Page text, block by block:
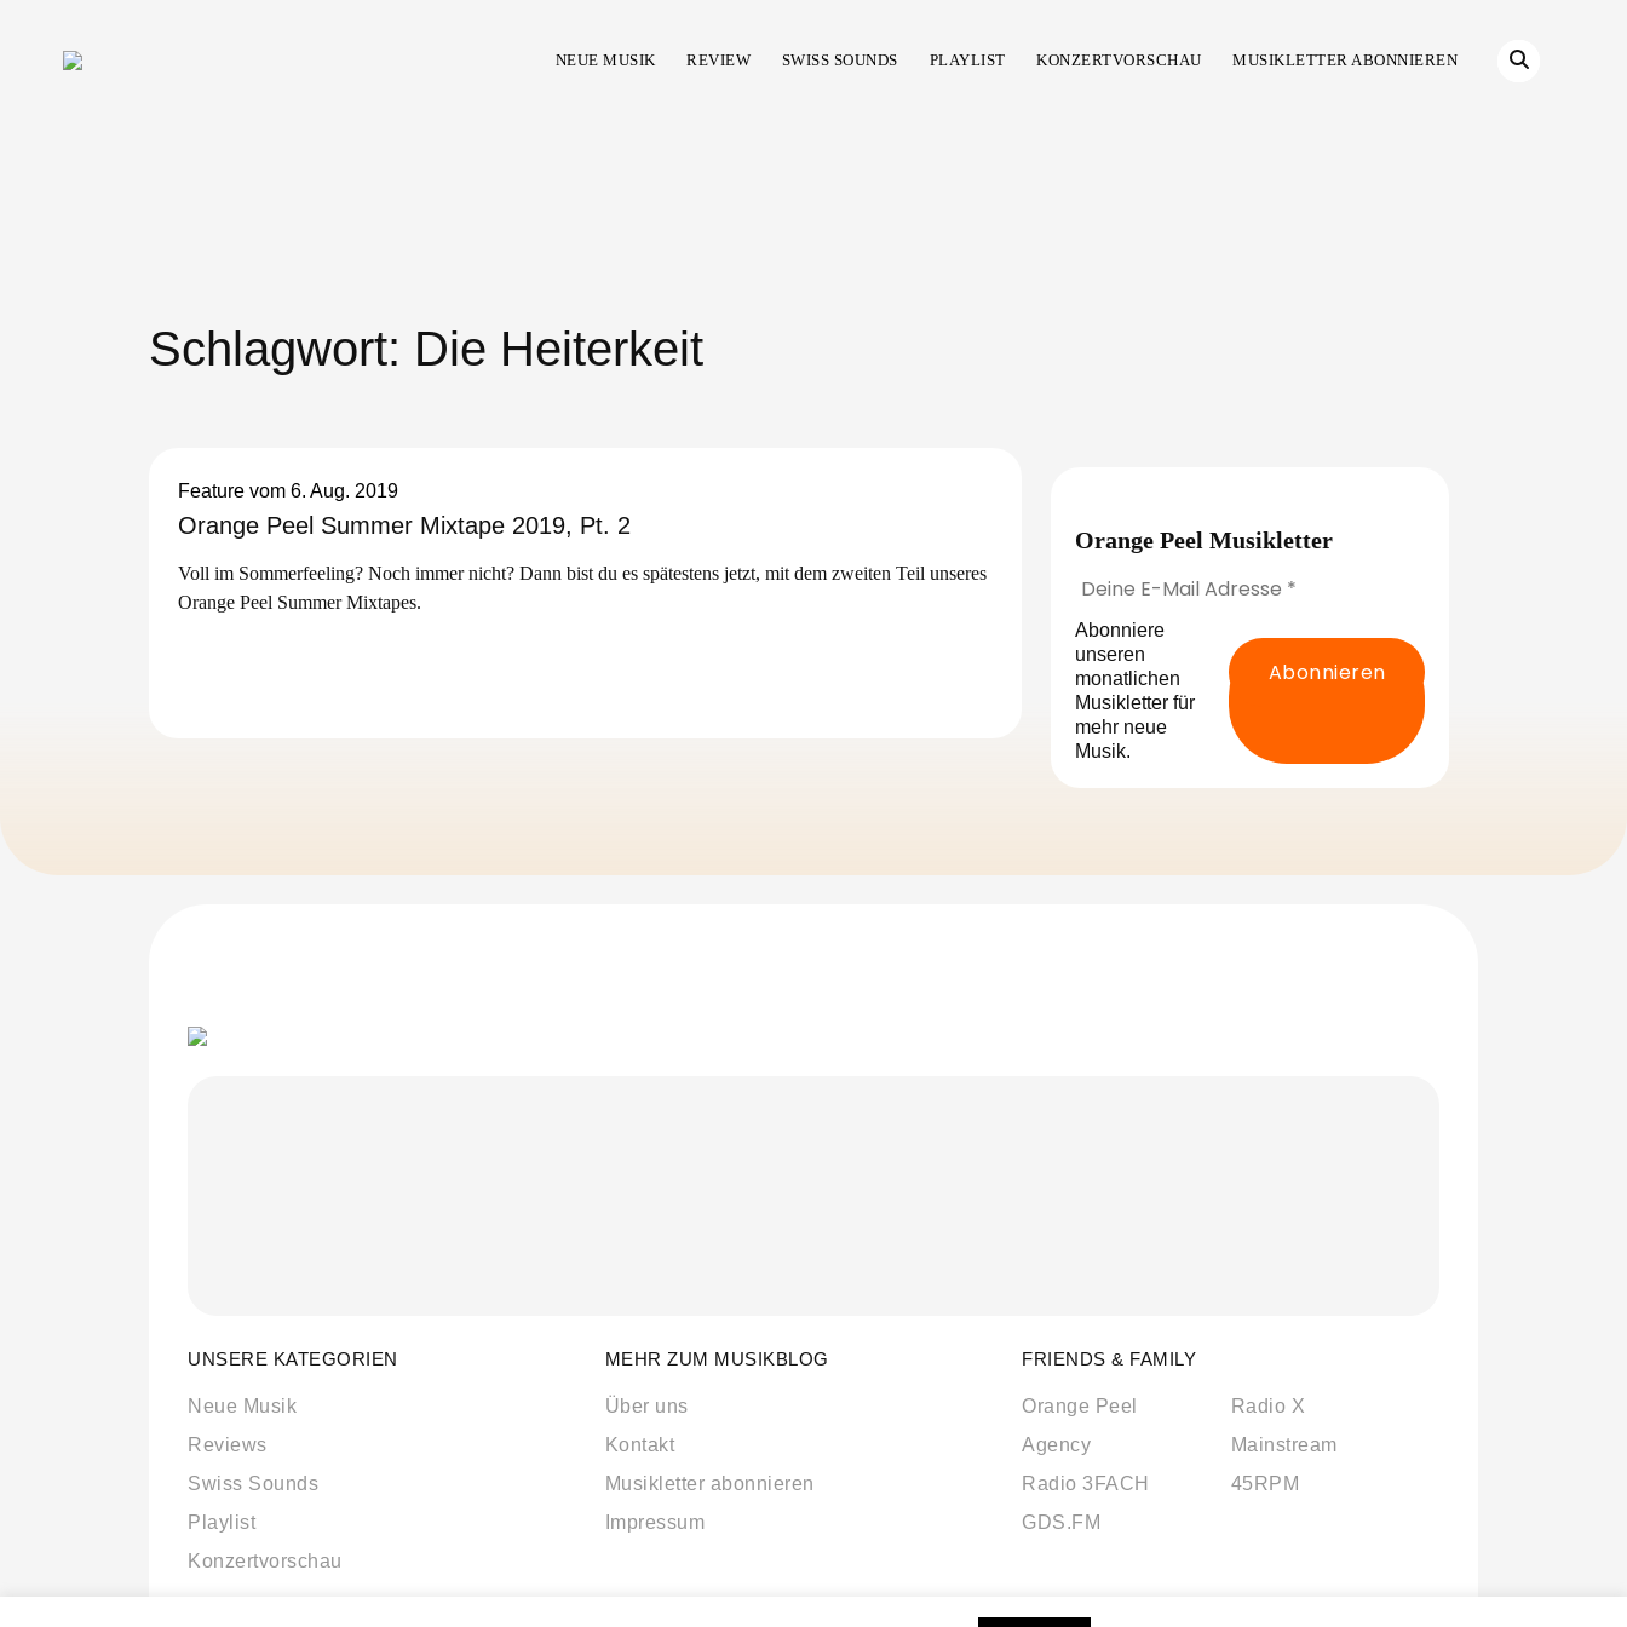
MUSIKLETTER ABONNIEREN
KONZERTVORSCHAU
PLAYLIST
SWISS SOUNDS
REVIEW
NEUE MUSIK
Schlagwort: Die Heiterkeit
Feature vom 6. Aug. 2019
Orange Peel Summer Mixtape 2019, Pt. 2
Voll im Sommerfeeling? Noch immer nicht? Dann bist du es spätestens jetzt, mit dem zweiten Teil unseres
Orange Peel Summer Mixtapes.
Orange Peel Musikletter
Abonniere
unseren
monatlichen
Musikletter für
mehr neue
Musik.
UNSERE KATEGORIEN
Neue Musik
Reviews
Swiss Sounds
Playlist
Konzertvorschau
MEHR ZUM MUSIKBLOG
Über uns
Kontakt
Musikletter abonnieren
Impressum
FRIENDS & FAMILY
Orange Peel
Agency
Radio 3FACH
GDS.FM
Radio X
Mainstream
45RPM